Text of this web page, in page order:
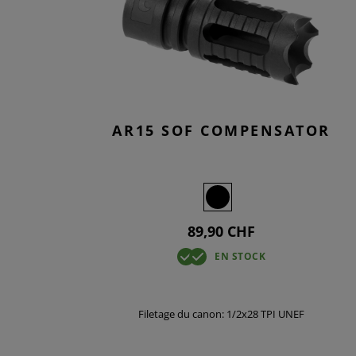
SMOCKS
TACTICAL
T-SHIRTS
KNEEPADS
JEANS
AR15 SOF COMPENSATOR
89,90 CHF
EN STOCK
Filetage du canon: 1/2x28 TPI UNEF